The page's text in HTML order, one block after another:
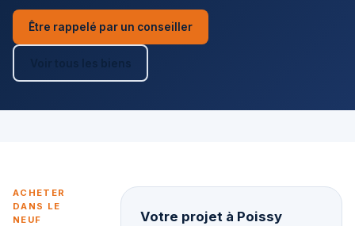
Être rappelé par un conseiller
Voir tous les biens
ACHETER
DANS LE
NEUF
Votre projet à Poissy